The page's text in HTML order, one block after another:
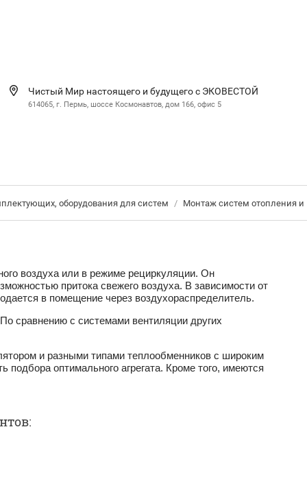
Чистый Мир настоящего и будущего с ЭКОВЕСТОЙ
614065, г. Пермь, шоссе Космонавтов, дом 166, офис 5
оборудования для систем / Монтаж систем отопления
воздуха или в режиме рециркуляции. Он
притока свежего воздуха. В зависимости от
в помещение через воз­духораспределитель.
сравнению с системами вентиляции других
и разными типами теплообменников с широким
подбора оптимально­го агрегата. Кроме того, имеются